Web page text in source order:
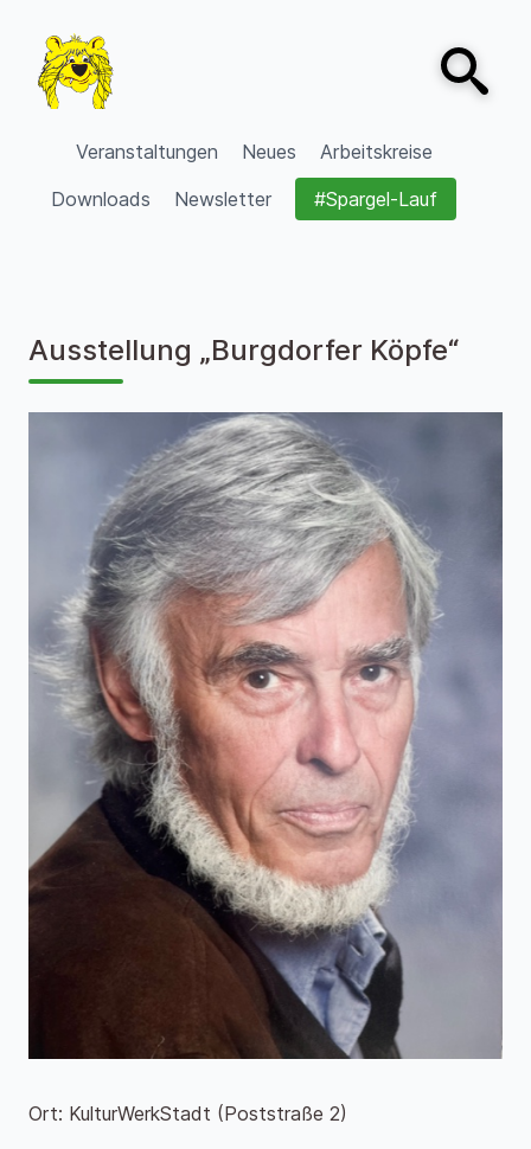
VVV Burgdorf
Veranstaltungen Neues
Arbeitskreise
Downloads
Newsletter #Spargel-Lauf
Open
Ausstellung „Burgdorfer Köpfe“
Ort: KulturWerkStadt (Poststraße 2)